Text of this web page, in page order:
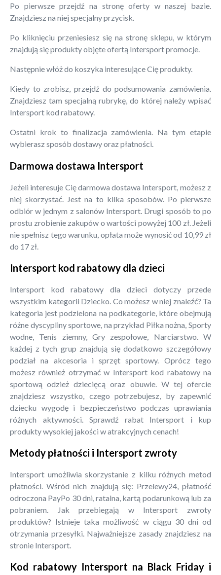
Po pierwsze przejdź na stronę oferty w naszej bazie.
Znajdziesz na niej specjalny przycisk.
Po kliknięciu przeniesiesz się na stronę sklepu, w którym
znajdują się produkty objęte ofertą Intersport promocje.
Następnie włóż do koszyka interesujące Cię produkty.
Kiedy to zrobisz, przejdź do podsumowania zamówienia.
Znajdziesz tam specjalną rubrykę, do której należy wpisać
Intersport kod rabatowy.
Ostatni krok to finalizacja zamówienia. Na tym etapie
wybierasz sposób dostawy oraz płatności.
Darmowa dostawa Intersport
Jeżeli interesuje Cię darmowa dostawa Intersport, możesz z
niej skorzystać. Jest na to kilka sposobów. Po pierwsze
odbiór w jednym z salonów Intersport. Drugi sposób to po
prostu zrobienie zakupów o wartości powyżej 100 zł. Jeżeli
nie spełnisz tego warunku, opłata może wynosić od 10,99 zł
do 17 zł.
Intersport kod rabatowy dla dzieci
Intersport kod rabatowy dla dzieci dotyczy przede
wszystkim kategorii Dziecko. Co możesz w niej znaleźć? Ta
kategoria jest podzielona na podkategorie, które obejmują
różne dyscypliny sportowe, na przykład Piłka nożna, Sporty
wodne, Tenis ziemny, Gry zespołowe, Narciarstwo. W
każdej z tych grup znajdują się dodatkowo szczegółowy
podział na akcesoria i sprzęt sportowy. Oprócz tego
możesz również otrzymać w Intersport kod rabatowy na
sportową odzież dziecięcą oraz obuwie. W tej ofercie
znajdziesz wszystko, czego potrzebujesz, by zapewnić
dziecku wygodę i bezpieczeństwo podczas uprawiania
różnych aktywności. Sprawdź rabat Intersport i kup
produkty wysokiej jakości w atrakcyjnych cenach!
Metody płatności i Intersport zwroty
Intersport umożliwia skorzystanie z kilku różnych metod
płatności. Wśród nich znajdują się: Przelewy24, płatność
odroczona PayPo 30 dni, ratalna, kartą podarunkową lub za
pobraniem. Jak przebiegają w Intersport zwroty
produktów? Istnieje taka możliwość w ciągu 30 dni od
otrzymania przesyłki. Najważniejsze zasady znajdziesz na
stronie Intersport.
Kod rabatowy Intersport na Black Friday i